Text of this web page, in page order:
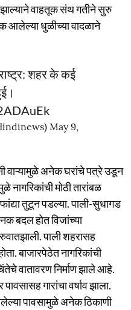
वाहतूक संथ गतीने सुरु
आलेल्या धुळीच्या वादळाने
शहर के कई
May 9,
वाऱ्यामुळे अनेक घरांचे पत्रे उडून
नागरिकांची मोठी तारांबळ
तुटून पडल्या. पाली-सुधागड
बदल होत विजांच्या
पाली शहरासह
बाजारपेठेत नागरिकांची
वातावरण निर्माण झाले आहे.
गारांचा वर्षाव झाला.
पावसामुळे अनेक ठिकाणी